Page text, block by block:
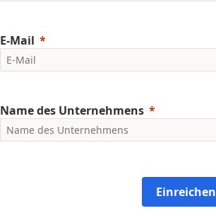
E-Mail
Name des Unternehmens
Einreichen